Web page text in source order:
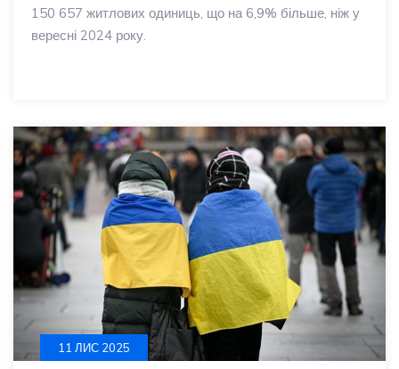
150 657 житлових одиниць, що на 6,9% більше, ніж у
вересні 2024 року.
11 ЛИС 2025